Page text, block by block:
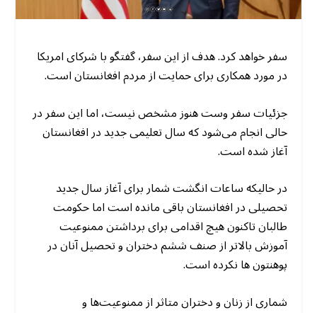
سفر خواهد کرد. هدف از این سفر، گفتگو با شرکای امریکا
در مورد همکاری برای حمایت از مردم افغانستان است.
جزئیات سفر وست هنوز مشخص نیست، اما این سفر در
حالی انجام می‌شود که سال تعلیمی جدید در افغانستان
آغاز شده است.
در حالیکه ساعات انگشت شمار برای آغاز سال جدید
تحصیلی در افغانستان باقی مانده است اما حکومت
طالبان تاکنون هیچ اقدامی برای برداشتن ممنوعیت
آموزش بالاتر از صنف ششم دختران و تحصیل آنان در
پوهنتون ها نکرده است.
شماری از زنان و دختران متاثر از ممنوعیت‌ها و